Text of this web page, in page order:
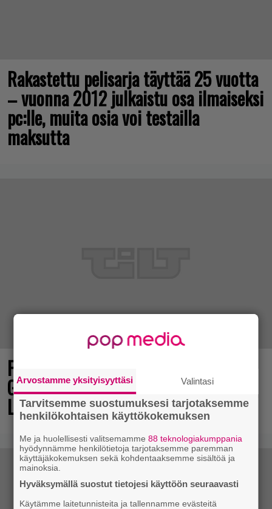
Rakastettu pelisarja täyttää 25 vuotta
– vuonna 2012 julkaistu osa ilmaiseksi
pc:lle, muita osia voi testailla
maksutta
Final Fantasy VII Revelation näytillä
Gamescom-messujen Opening Night
Live -tapahtumassa
Arvostamme yksityisyyttäsi Valintasi
Tarvitsemme suostumuksesi tarjotaksemme
henkilökohtaisen käyttökokemuksen
Me ja huolellisesti valitsemamme88 teknologiakumppania
hyödynnämme henkilötietoja tarjotaksemme paremman
käyttäjäkokemuksen sekä kohdentaaksemme sisältöä ja
mainoksia.
Hyväksymällä suostut tietojesi käyttöön seuraavasti
Käytämme laitetunnisteita ja tallennamme evästeitä